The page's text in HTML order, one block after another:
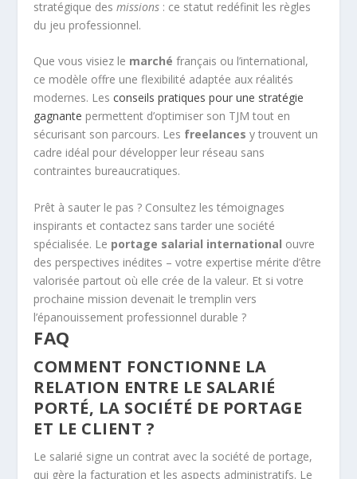
stratégique desmissions : ce statut redéfinit les règles
du jeu professionnel.
Que vous visiez le marché français ou l’international,
ce modèle offre une flexibilité adaptée aux réalités
modernes. Lesconseils pratiques pour une stratégie
gagnante permettent d’optimiser son TJM tout en
sécurisant son parcours. Les freelances y trouvent un
cadre idéal pour développer leur réseau sans
contraintes bureaucratiques.
Prêt à sauter le pas ? Consultez les témoignages
inspirants et contactez sans tarder une société
spécialisée. Le portage salarial international ouvre
des perspectives inédites – votre expertise mérite d’être
valorisée partout où elle crée de la valeur. Et si votre
prochaine mission devenait le tremplin vers
l’épanouissement professionnel durable ?
FAQ
COMMENT FONCTIONNE LA
RELATION ENTRE LE SALARIÉ
PORTÉ, LA SOCIÉTÉ DE PORTAGE
ET LE CLIENT ?
Le salarié signe un contrat avec la société de portage,
qui gère la facturation et les aspects administratifs. Le